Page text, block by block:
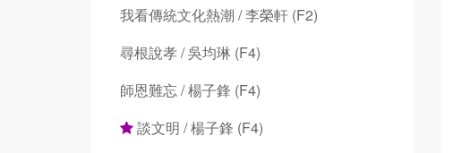
我看傳統文化熱潮 / 李榮軒 (F2)
尋根說孝 / 吳均琳 (F4)
師恩難忘 / 楊子鋒 (F4)
談文明 / 楊子鋒 (F4)